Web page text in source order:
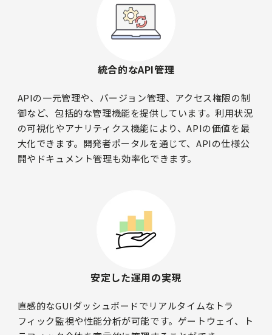
統合的なAPI管理
APIの一元管理や、バージョン管理、アクセス権限の制
御など、包括的な管理機能を提供しています。利用状況
の可視化やアナリティクス機能により、APIの価値を最
大化できます。開発者ポータルを通じて、APIの仕様公
開やドキュメント管理も効率化できます。
安定した運用の実現
直感的なGUIダッシュボードでリアルタイムなトラ
フィック監視や性能分析が可能です。ゲートウェイ、ト